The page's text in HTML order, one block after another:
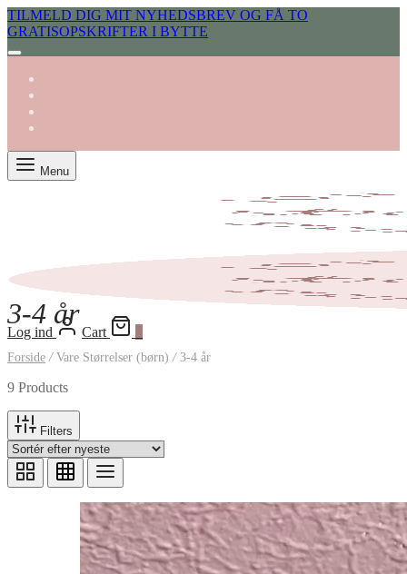
TILMELD DIG MIT NYHEDSBREV OG FÅ TO
GRATISOPSKRIFTER I BYTTE
Menu
Log ind Cart
3-4 år
Forside /Vare Størrelser (børn) /3-4 år
9 Products
Filters